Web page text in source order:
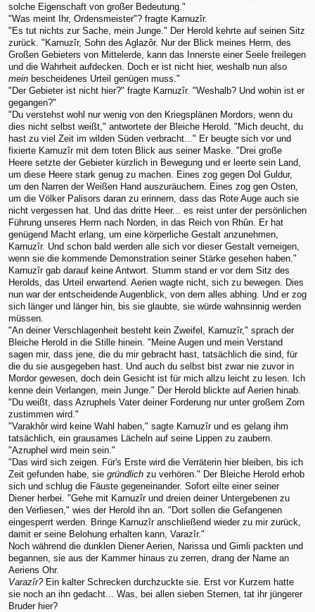
solche Eigenschaft von großer Bedeutung."
"Was meint Ihr, Ordensmeister"? fragte Karnuzîr.
"Es tut nichts zur Sache, mein Junge." Der Herold kehrte auf seinen Sitz
zurück. "Karnuzîr, Sohn des Aglazôr. Nur der Blick meines Herrn, des
Großen Gebieters von Mittelerde, kann das Innerste einer Seele freilegen
und die Wahrheit aufdecken. Doch er ist nicht hier, weshalb nun also
mein bescheidenes Urteil genügen muss."
"Der Gebieter ist nicht hier?" fragte Karnuzîr. "Weshalb? Und wohin ist er
gegangen?"
"Du verstehst wohl nur wenig von den Kriegsplänen Mordors, wenn du
dies nicht selbst weißt," antwortete der Bleiche Herold. "Mich deucht, du
hast zu viel Zeit im wilden Süden verbracht..." Er beugte sich vor und
fixierte Karnuzîr mit dem toten Blick aus seiner Maske. "Drei große
Heere setzte der Gebieter kürzlich in Bewegung und er leerte sein Land,
um diese Heere stark genug zu machen. Eines zog gegen Dol Guldur,
um den Narren der Weißen Hand auszuräuchern. Eines zog gen Osten,
um die Völker Palisors daran zu erinnern, dass das Rote Auge auch sie
nicht vergessen hat. Und das dritte Heer... es reist unter der persönlichen
Führung unseres Herrn nach Norden, in das Reich von Rhûn. Er hat
genügend Macht erlang, um eine körperliche Gestalt anzunehmen,
Karnuzîr. Und schon bald werden alle sich vor dieser Gestalt verneigen,
wenn sie die kommende Demonstration seiner Stärke gesehen haben."
Karnuzîr gab darauf keine Antwort. Stumm stand er vor dem Sitz des
Herolds, das Urteil erwartend. Aerien wagte nicht, sich zu bewegen. Dies
nun war der entscheidende Augenblick, von dem alles abhing. Und er zog
sich länger und länger hin, bis sie glaubte, sie würde wahnsinnig werden
müssen.
"An deiner Verschlagenheit besteht kein Zweifel, Karnuzîr," sprach der
Bleiche Herold in die Stille hinein. "Meine Augen und mein Verstand
sagen mir, dass jene, die du mir gebracht hast, tatsächlich die sind, für
die du sie ausgegeben hast. Und auch du selbst bist zwar nie zuvor in
Mordor gewesen, doch dein Gesicht ist für mich allzu leicht zu lesen. Ich
kenne dein Verlangen, mein Junge." Der Herold blickte auf Aerien hinab.
"Du weißt, dass Azruphels Vater deiner Forderung nur unter großem Zorn
zustimmen wird."
"Varakhôr wird keine Wahl haben," sagte Karnuzîr und es gelang ihm
tatsächlich, ein grausames Lächeln auf seine Lippen zu zaubern.
"Azruphel wird mein sein."
"Das wird sich zeigen. Für's Erste wird die Verräterin hier bleiben, bis ich
Zeit gefunden habe, sie gründlich zu verhören." Der Bleiche Herold erhob
sich und schlug die Fäuste gegeneinander. Sofort eilte einer seiner
Diener herbei. "Gehe mit Karnuzîr und dreien deiner Untergebenen zu
den Verliesen," wies der Herold ihn an. "Dort sollen die Gefangenen
eingesperrt werden. Bringe Karnuzîr anschließend wieder zu mir zurück,
damit er seine Belohung erhalten kann, Varazîr."
Noch während die dunklen Diener Aerien, Narissa und Gimli packten und
begannen, sie aus der Kammer hinaus zu zerren, drang der Name an
Aeriens Ohr.
Varazîr?Ein kalter Schrecken durchzuckte sie. Erst vor Kurzem hatte
sie noch an ihn gedacht... Was, bei allen sieben Sternen, tat ihr jüngerer
Bruder hier?